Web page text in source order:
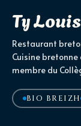
Ty Louis
Restaurant
Cuisine
membre du
BIO BREIZH